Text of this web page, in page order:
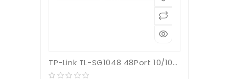
TP-Link TL-SG1048 48Port 10/100/1000 Gigabit Switch